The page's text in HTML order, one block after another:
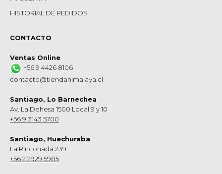
HISTORIAL DE PEDIDOS
CONTACTO
Ventas Online
+56 9 4426 8106
contacto@tiendahimalaya.cl
Santiago, Lo Barnechea
Av. La Dehesa 1500 Local 9 y 10
+56 9 3143 5700
Santiago, Huechuraba
La Rinconada 239
+56 2 2929 5985